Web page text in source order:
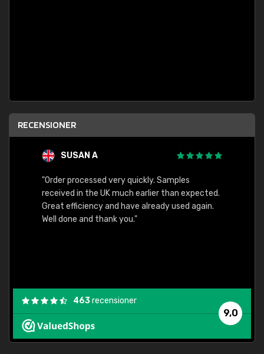
RECENSIONER
SUSAN A
"Order processed very quickly. Samples
received in the UK much earlier than expected.
Great efficiency and have already used again.
Well done and thank you."
9,0
463recensioner